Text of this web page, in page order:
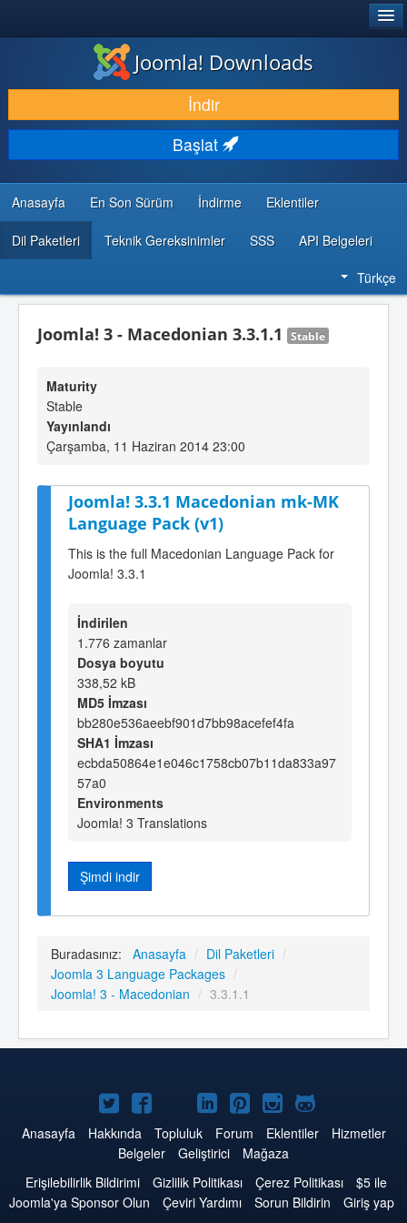
İNDIR & GENIŞLET
KEŞFET & ÖĞREN
TOPLULUK & DESTEK
GELIŞTIRICI KAYNAKLARI
Joomla! Downloads
İndir
Başlat
Anasayfa En Son Sürüm İndirme Eklentiler
Dil Paketleri Teknik Gereksinimler SSS API Belgeleri
Türkçe
Joomla! 3 - Macedonian 3.3.1.1 Stable
Maturity
Stable
Yayınlandı
Çarşamba, 11 Haziran 2014 23:00
Joomla! 3.3.1 Macedonian mk-MK
Language Pack (v1)
This is the full Macedonian Language Pack for
Joomla! 3.3.1
İndirilen
1.776 zamanlar
Dosya boyutu
338,52 kB
MD5 İmzası
bb280e536aeebf901d7bb98acefef4fa
SHA1 İmzası
ecbda50864e1e046c1758cb07b11da833a97
57a0
Environments
Joomla! 3 Translations
Şimdi indir
Buradasınız: Anasayfa / Dil Paketleri /
Joomla 3 Language Packages /
Joomla! 3 - Macedonian / 3.3.1.1
Twitter'da
Joomla
Facebook'da
Joomla
YouTube'da
Joomla
LinkedIn'de
Joomla
Pinterest'de
Joomla
Instagram'da
Joomla
GitHub'da
Joomla
Anasayfa Hakkında Topluluk Forum Eklentiler
Hizmetler
Belgeler
Geliştirici
Mağaza
Erişilebilirlik Bildirimi
Gizlilik Politikası Çerez Politikası
$5 ile
Joomla'ya Sponsor Olun
Çeviri Yardımı Sorun Bildirin
Giriş yap